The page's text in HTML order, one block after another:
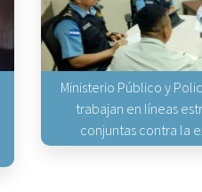
Ministerio Público y
trabajan en líneas
conjuntas contra la